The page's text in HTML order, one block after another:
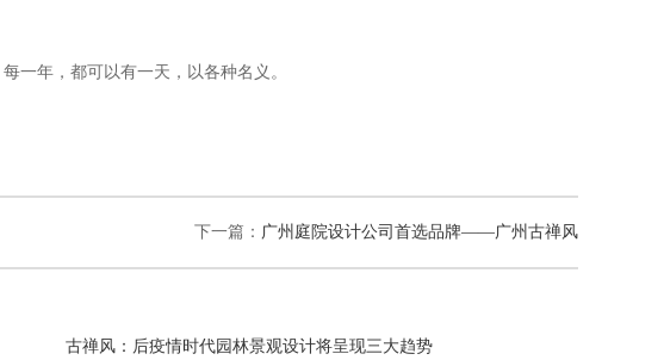
年，都可以有一天，以各种名义。
下一篇： 广州庭院设计公司首选品牌——广州古禅风
古禅风：后疫情时代园林景观设计将呈现三大趋势